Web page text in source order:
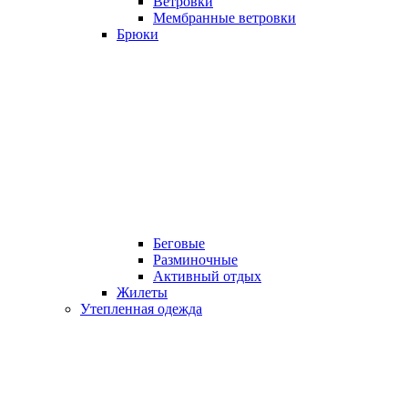
Мембранные ветровки
Брюки
Беговые
Разминочные
Активный отдых
Жилеты
Утепленная одежда